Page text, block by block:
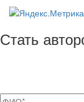
Стать